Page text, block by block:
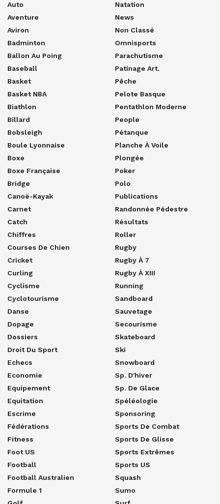
Auto
Aventure
Aviron
Badminton
Ballon Au Poing
Baseball
Basket
Basket NBA
Biathlon
Billard
Bobsleigh
Boule Lyonnaise
Boxe
Boxe Française
Bridge
Canoë-Kayak
Carnet
Catch
Chiffres
Courses De Chien
Cricket
Curling
Cyclisme
Cyclotourisme
Danse
Dopage
Dossiers
Droit Du Sport
Echecs
Economie
Equipement
Equitation
Escrime
Fédérations
Fitness
Foot US
Football
Football Australien
Formule 1
Natation
News
Non Classé
Omnisports
Parachutisme
Patinage Art.
Pêche
Pelote Basque
Pentathlon Moderne
People
Pétanque
Planche À Voile
Plongée
Poker
Polo
Publications
Randonnée Pédestre
Résultats
Roller
Rugby
Rugby À 7
Rugby À XIII
Running
Sandboard
Sauvetage
Secourisme
Skateboard
Ski
Snowboard
Sp. D'hiver
Sp. De Glace
Spéléologie
Sponsoring
Sports De Combat
Sports De Glisse
Sports Extrêmes
Sports US
Squash
Sumo